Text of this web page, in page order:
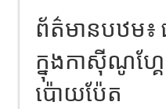
ព័ត៌មានបឋម៖
ក្នុងកាស៊ីណូហ្គ
ប៉ោយប៉ែត